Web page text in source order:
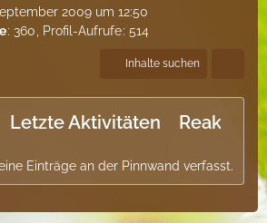
2009 um 12:50
360 Profil-Aufrufe 514
Inhalte suchen
Letzte Aktivitäten
Einträge an der Pinnwand verfasst.